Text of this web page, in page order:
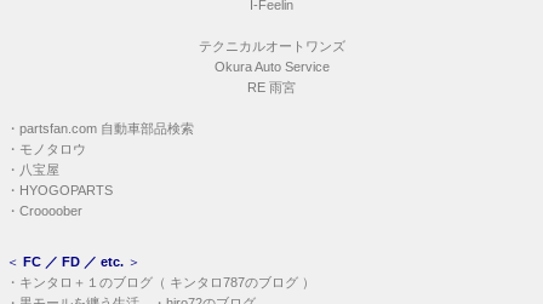
I-Feelin
テクニカルオートワンズ
Okura Auto Service
RE 雨宮
・ partsfan.com 自動車部品検索
・ モノタロウ
・ 八宝屋
・ HYOGOPARTS
・ Croooober
＜ FC ／ FD ／ etc. ＞
・ キンタロ＋１のブログ （ キンタロ787のブログ ）